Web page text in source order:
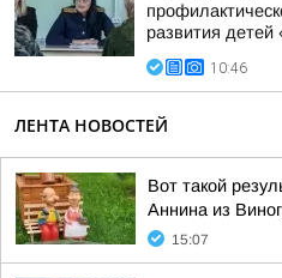
развития детей
10:46
ЛЕНТА НОВОСТЕЙ
Вот такой
Аннина из
15:07